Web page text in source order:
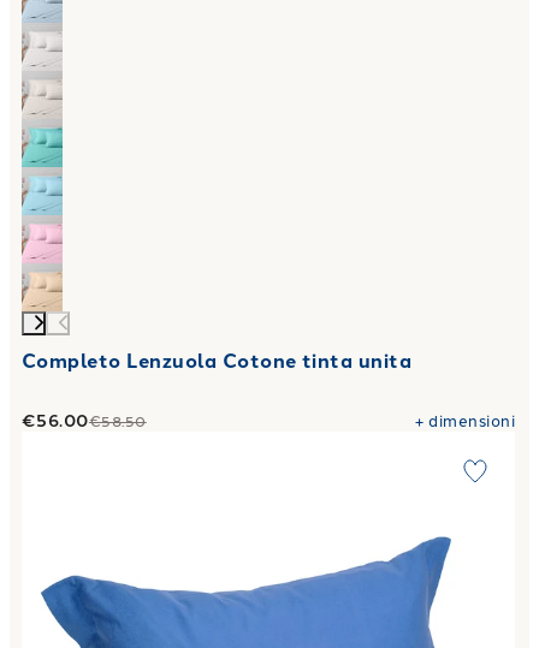
Completo Lenzuola Cotone tinta unita
€56.00€58.50 +dimensioni